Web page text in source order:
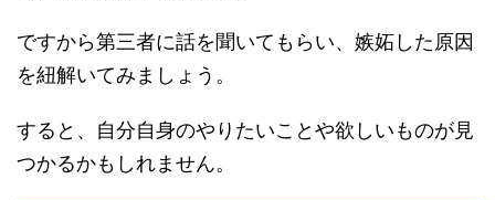
ですから第三者に話を聞いてもらい、嫉妬した原因
を紐解いてみましょう。
すると、自分自身のやりたいことや欲しいものが見
つかるかもしれません。